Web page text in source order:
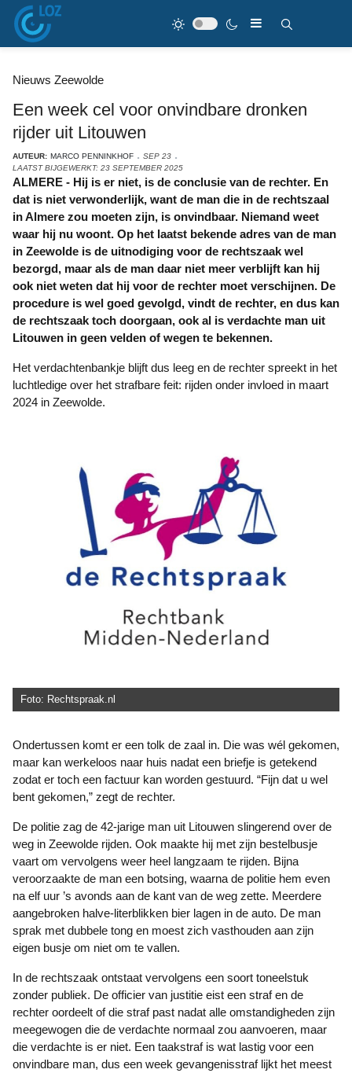
Nieuws Zeewolde
Een week cel voor onvindbare dronken
rijder uit Litouwen
AUTEUR: MARCO PENNINKHOF
SEP 23
LAATST BIJGEWERKT: 23 SEPTEMBER 2025
ALMERE - Hij is er niet, is de conclusie van de rechter. En
dat is niet verwonderlijk, want de man die in de rechtszaal
in Almere zou moeten zijn, is onvindbaar. Niemand weet
waar hij nu woont. Op het laatst bekende adres van de man
in Zeewolde is de uitnodiging voor de rechtszaak wel
bezorgd, maar als de man daar niet meer verblijft kan hij
ook niet weten dat hij voor de rechter moet verschijnen. De
procedure is wel goed gevolgd, vindt de rechter, en dus kan
de rechtszaak toch doorgaan, ook al is verdachte man uit
Litouwen in geen velden of wegen te bekennen.
Het verdachtenbankje blijft dus leeg en de rechter spreekt in het
luchtledige over het strafbare feit: rijden onder invloed in maart
2024 in Zeewolde.
Foto: Rechtspraak.nl
Ondertussen komt er een tolk de zaal in. Die was wél gekomen,
maar kan werkeloos naar huis nadat een briefje is getekend
zodat er toch een factuur kan worden gestuurd. “Fijn dat u wel
bent gekomen,” zegt de rechter.
De politie zag de 42-jarige man uit Litouwen slingerend over de
weg in Zeewolde rijden. Ook maakte hij met zijn bestelbusje
vaart om vervolgens weer heel langzaam te rijden. Bijna
veroorzaakte de man een botsing, waarna de politie hem even
na elf uur ’s avonds aan de kant van de weg zette. Meerdere
aangebroken halve-literblikken bier lagen in de auto. De man
sprak met dubbele tong en moest zich vasthouden aan zijn
eigen busje om niet om te vallen.
In de rechtszaak ontstaat vervolgens een soort toneelstuk
zonder publiek. De officier van justitie eist een straf en de
rechter oordeelt of die straf past nadat alle omstandigheden zijn
meegewogen die de verdachte normaal zou aanvoeren, maar
die verdachte is er niet. Een taakstraf is wat lastig voor een
onvindbare man, dus een week gevangenisstraf lijkt het meest